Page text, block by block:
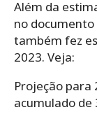
Além da
no documento
também fez
2023. Veja:
Projeção para
acumulado de